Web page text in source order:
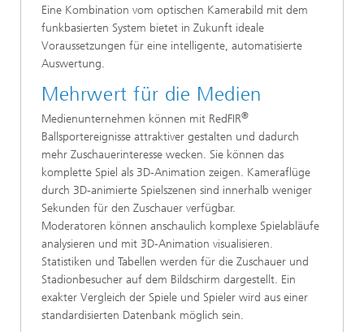
Eine Kombination vom optischen Kamerabild mit dem
funkbasierten System bietet in Zukunft ideale
Voraussetzungen für eine intelligente, automatisierte
Auswertung.
Mehrwert für die Medien
Medienunternehmen können mit RedFIR®
Ballsportereignisse attraktiver gestalten und dadurch
mehr Zuschauerinteresse wecken. Sie können das
komplette Spiel als 3D-Animation zeigen. Kameraflüge
durch 3D-animierte Spielszenen sind innerhalb weniger
Sekunden für den Zuschauer verfügbar.
Moderatoren können anschaulich komplexe Spielabläufe
analysieren und mit 3D-Animation visualisieren.
Statistiken und Tabellen werden für die Zuschauer und
Stadionbesucher auf dem Bildschirm dargestellt. Ein
exakter Vergleich der Spiele und Spieler wird aus einer
standardisierten Datenbank möglich sein.